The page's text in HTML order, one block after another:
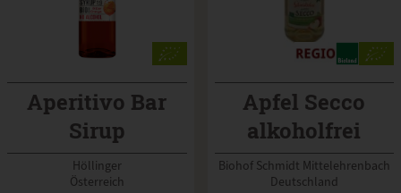
Aperitivo Bar
Sirup
Höllinger
Österreich
Apfel Secco
alkoholfrei
Biohof Schmidt Mittelehrenbach
Deutschland